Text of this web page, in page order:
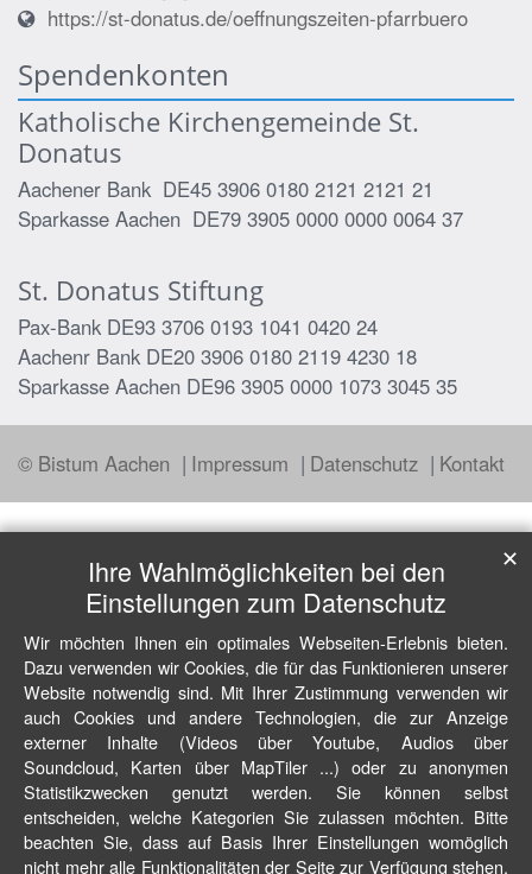
https://st-donatus.de/oeffnungszeiten-pfarrbuero
Spendenkonten
Katholische Kirchengemeinde St.
Donatus
Aachener Bank DE45 3906 0180 2121 2121 21
Sparkasse Aachen DE79 3905 0000 0000 0064 37
St. Donatus Stiftung
Pax-Bank DE93 3706 0193 1041 0420 24
Aachenr Bank DE20 3906 0180 2119 4230 18
Sparkasse Aachen DE96 3905 0000 1073 3045 35
© Bistum Aachen Impressum Datenschutz Kontakt
Ihre Wahlmöglichkeiten bei den
Einstellungen zum Datenschutz
Wir möchten Ihnen ein optimales Webseiten-Erlebnis bieten.
Dazu verwenden wir Cookies, die für das Funktionieren unserer
Website notwendig sind. Mit Ihrer Zustimmung verwenden wir
auch Cookies und andere Technologien, die zur Anzeige
externer Inhalte (Videos über Youtube, Audios über
Soundcloud, Karten über MapTiler ...) oder zu anonymen
Statistikzwecken genutzt werden. Sie können selbst
entscheiden, welche Kategorien Sie zulassen möchten. Bitte
beachten Sie, dass auf Basis Ihrer Einstellungen womöglich
nicht mehr alle Funktionalitäten der Seite zur Verfügung stehen.
✕